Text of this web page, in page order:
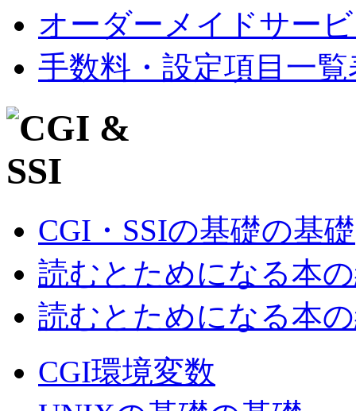
オーダーメイドサー
手数料・設定項目一覧
CGI・SSIの基礎の基礎
読むとためになる本
読むとためになる本
CGI環境変数